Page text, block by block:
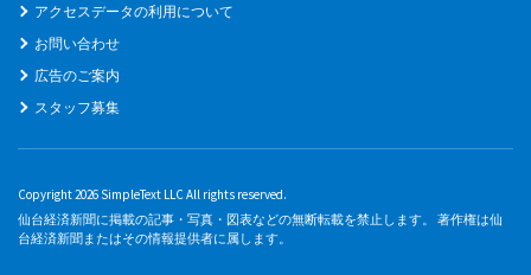
アクセスデータの利用について
お問い合わせ
広告のご案内
スタッフ募集
Copyright 2026 SimpleText LLC All rights reserved.
仙台経済新聞に掲載の記事・写真・図表などの無断転載を禁止します。 著作権は仙
台経済新聞またはその情報提供者に属します。